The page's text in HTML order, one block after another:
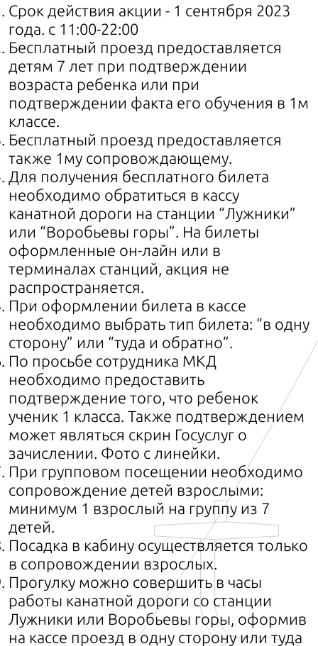
Срок действия акции - 1 сентября 2023
года. с 11:00-22:00
Бесплатный проезд предоставляется
детям 7 лет при подтверждении
возраста ребенка или при
подтверждении факта его обучения в 1м
классе.
Бесплатный проезд предоставляется
также 1му сопровождающему.
Для получения бесплатного билета
необходимо обратиться в кассу
канатной дороги на станции “Лужники”
или “Воробьевы горы”. На билеты
оформленные он-лайн или в
терминалах станций, акция не
распространяется.
При оформлении билета в кассе
необходимо выбрать тип билета: “в одну
сторону” или “туда и обратно”.
По просьбе сотрудника МКД
необходимо предоставить
подтверждение того, что ребенок
ученик 1 класса. Также подтверждением
может являться скрин Госуслуг о
зачислении. Фото с линейки.
При групповом посещении необходимо
сопровождение детей взрослыми:
минимум 1 взрослый на группу из 7
детей.
Посадка в кабину осуществляется только
в сопровождении взрослых.
Прогулку можно совершить в часы
работы канатной дороги со станции
Лужники или Воробьевы горы, оформив
на кассе проезд в одну сторону или туда